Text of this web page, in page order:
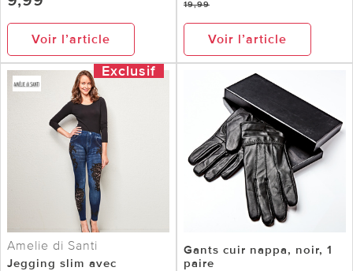
Voir l’article
19,99
Voir l’article
Exclusif
Amelie di Santi
Jegging slim avec
Gants cuir nappa, noir, 1
paire